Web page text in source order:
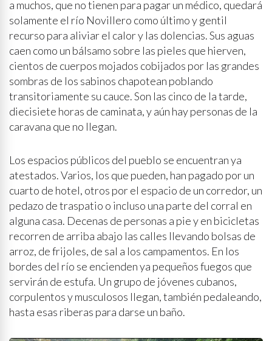
a muchos, que no tienen para pagar un médico, quedará
solamente el río Novillero como último y gentil
recurso para aliviar el calor y las dolencias. Sus aguas
caen como un bálsamo sobre las pieles que hierven,
cientos de cuerpos mojados cobijados por las grandes
sombras de los sabinos chapotean poblando
transitoriamente su cauce. Son las cinco de la tarde,
diecisiete horas de caminata, y aún hay personas de la
caravana que no llegan.
Los espacios públicos del pueblo se encuentran ya
atestados. Varios, los que pueden, han pagado por un
cuarto de hotel, otros por el espacio de un corredor, un
pedazo de traspatio o incluso una parte del corral en
alguna casa. Decenas de personas a pie y en bicicletas
recorren de arriba abajo las calles llevando bolsas de
arroz, de frijoles, de sal a los campamentos. En los
bordes del río se encienden ya pequeños fuegos que
servirán de estufa. Un grupo de jóvenes cubanos,
corpulentos y musculosos llegan, también pedaleando,
hasta esas riberas para darse un baño.